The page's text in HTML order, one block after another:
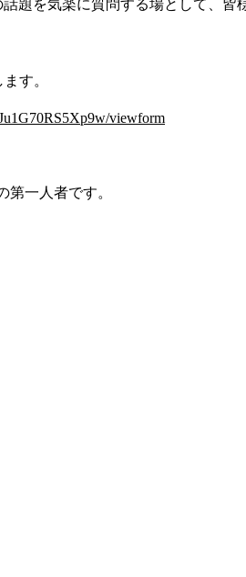
題を気楽に質問する場として、皆
す。
viewform
一人者です。